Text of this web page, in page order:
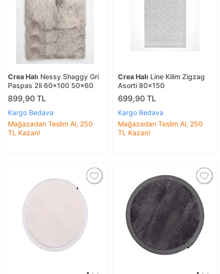
Crea Halı Nessy Shaggy Gri
Paspas 2li 60x100 50x60
899,90 TL
Kargo Bedava
Mağazadan Teslim Al, 250
TL Kazan!
Crea Halı Line Kilim Zigzag
Asorti 80x150
699,90 TL
Kargo Bedava
Mağazadan Teslim Al, 250
TL Kazan!